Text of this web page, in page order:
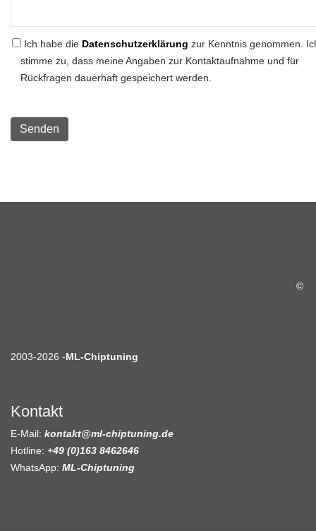
Ich habe die Datenschutzerklärung zur Kenntnis genommen.
stimme zu, dass meine Angaben zur Kontaktaufnahme und für
Rückfragen dauerhaft gespeichert werden.
©
2003-2026 -ML-Chiptuning
Kontakt
E-Mail: kontakt@ml-chiptuning.de
Hotline: +49 (0)163 8462646
WhatsApp: ML-Chiptuning